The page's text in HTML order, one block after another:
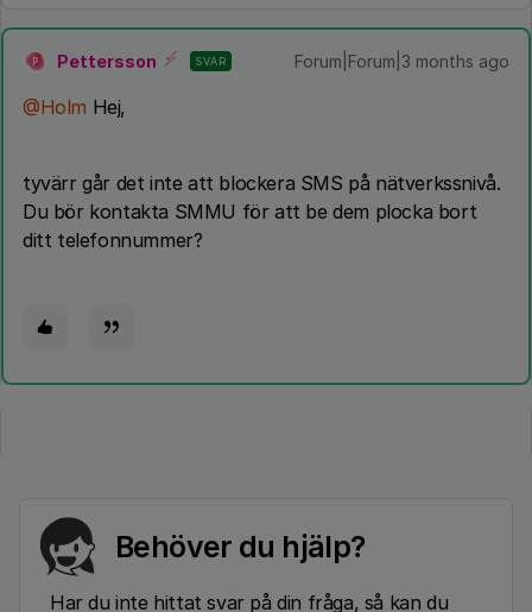
P Pettersson SVAR Forum|Forum|3 months ago
@Holm Hej,
tyvärr går det inte att blockera SMS på nätverkssnivå.
Du bör kontakta SMMU för att be dem plocka bort
ditt telefonnummer?
Behöver du hjälp?
Har du inte hittat svar på din fråga, så kan du